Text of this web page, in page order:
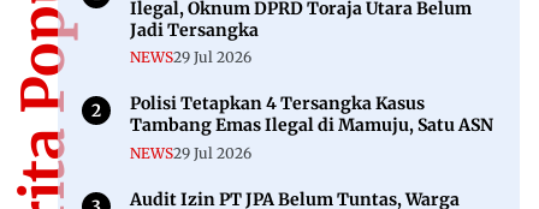
Ilegal, Oknum DPRD Toraja Utara Belum
Jadi Tersangka
NEWS29 Jul 2026
Polisi Tetapkan 4 Tersangka Kasus
Tambang Emas Ilegal di Mamuju, Satu ASN
NEWS29 Jul 2026
Audit Izin PT JPA Belum Tuntas, Warga